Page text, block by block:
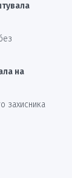
на
захисника